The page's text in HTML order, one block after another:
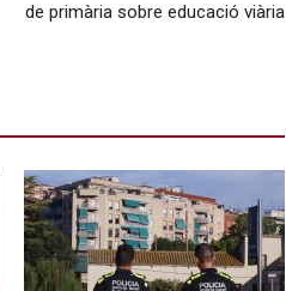
de primària sobre educació viària